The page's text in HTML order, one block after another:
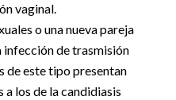
vaginal.
o una nueva pareja
infección de trasmisión
de este tipo presentan
los de la candidiasis